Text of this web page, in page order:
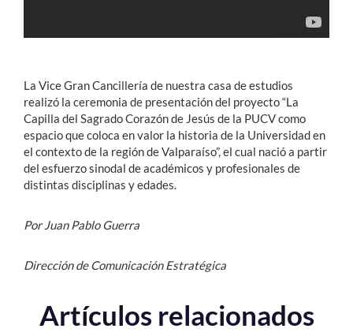
La Vice Gran Cancillería de nuestra casa de estudios
realizó la ceremonia de presentación del proyecto “La
Capilla del Sagrado Corazón de Jesús de la PUCV como
espacio que coloca en valor la historia de la Universidad en
el contexto de la región de Valparaíso”, el cual nació a partir
del esfuerzo sinodal de académicos y profesionales de
distintas disciplinas y edades.
Por Juan Pablo Guerra
Dirección de Comunicación Estratégica
Artículos relacionados